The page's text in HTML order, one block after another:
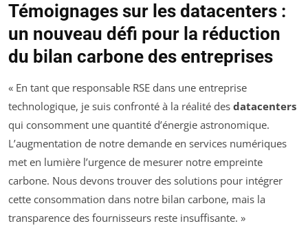
Témoignages sur les datacenters :
un nouveau défi pour la réduction
du bilan carbone des entreprises
« En tant que responsable RSE dans une entreprise
technologique, je suis confronté à la réalité des datacenters
qui consomment une quantité d’énergie astronomique.
L’augmentation de notre demande en services numériques
met en lumière l’urgence de mesurer notre empreinte
carbone. Nous devons trouver des solutions pour intégrer
cette consommation dans notre bilan carbone, mais la
transparence des fournisseurs reste insuffisante. »